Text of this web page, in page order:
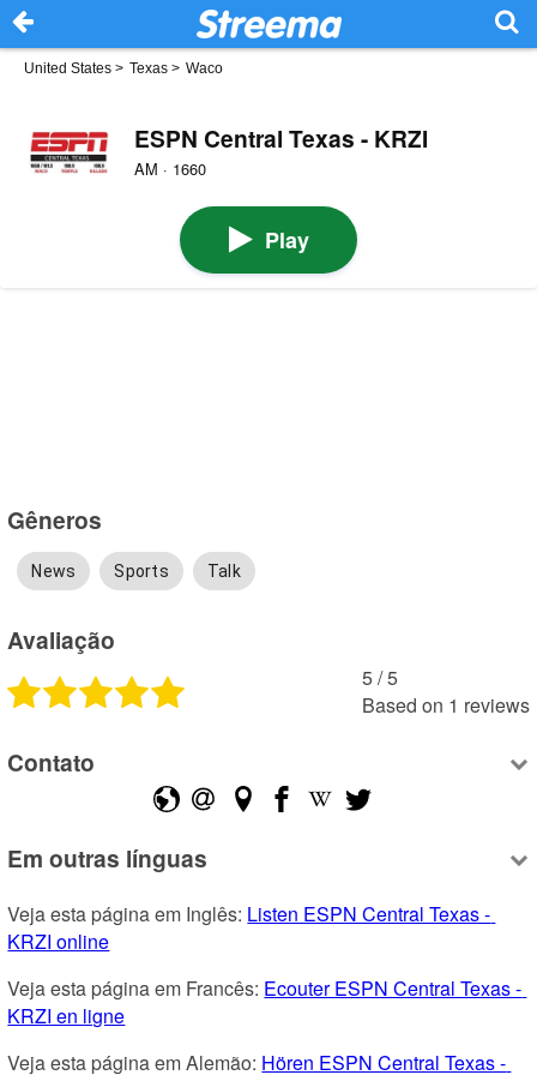
United States > Texas > Waco
ESPN Central Texas - KRZI
AM · 1660
Play
Gêneros
News Sports Talk
Avaliação
5 /5
Based on 1 reviews
Contato
Em outras línguas
Veja esta página em Inglês: Listen ESPN Central Texas -
KRZI online
Veja esta página em Francês: Ecouter ESPN Central Texas -
KRZI en ligne
Veja esta página em Alemão: Hören ESPN Central Texas -